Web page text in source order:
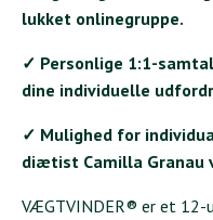
lukket onlinegruppe.
✓ Personlige 1:1-
dine individuelle
✓ Mulighed for
diætist Camilla Granau
VÆGTVINDER® er et